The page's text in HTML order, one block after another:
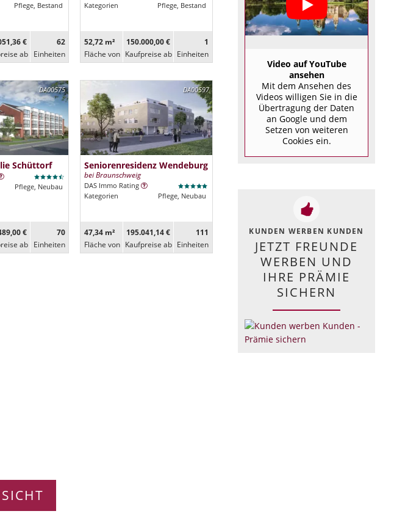
Pflege, Bestand
€
ab
62
Ein­heiten
Kategorien
Pflege, Bestand
52,72 m²
Fläche von
150.000,00 €
Kaufpreise ab
1
Ein­heiten
DA00575
Schüttorf
Pflege, Neubau
€
ab
70
Ein­heiten
DA00597
Seniorenresidenz Wendeburg
bei Braunschweig
DAS Immo Rating
Kategorien
Pflege, Neubau
47,34 m²
Fläche von
195.041,14 €
Kaufpreise ab
111
Ein­heiten
Video auf YouTube
ansehen
Mit dem Ansehen des
Videos willigen Sie in die
Übertragung der Daten
an Google und dem
Setzen von weiteren
Cookies ein.
KUNDEN WERBEN KUNDEN
JETZT FREUNDE
WERBEN UND
IHRE PRÄMIE
SICHERN